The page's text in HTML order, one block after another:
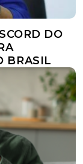
DO
BRASIL